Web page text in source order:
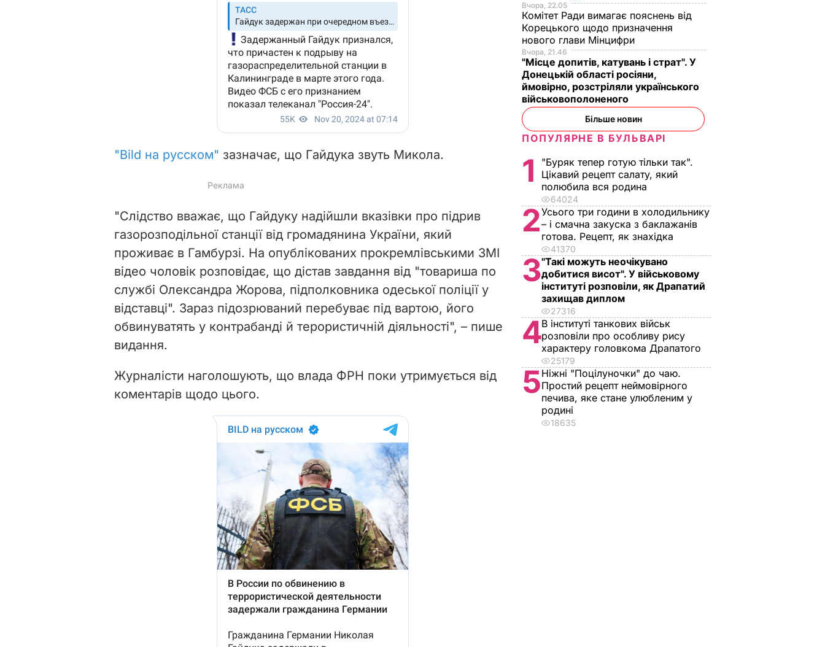
"Bild на русском" зазначає, що Гайдука звуть Микола.
"Слідство вважає, що Гайдуку надійшли вказівки про підрив
газорозподільної станції від громадянина України, який
проживає в Гамбурзі. На опублікованих прокремлівськими ЗМІ
відео чоловік розповідає, що дістав завдання від "товариша по
службі Олександра Жорова, підполковника одеської поліції у
відставці". Зараз підозрюваний перебуває під вартою, його
обвинуватять у контрабанді й терористичній діяльності", – пише
видання.
Журналісти наголошують, що влада ФРН поки утримується від
коментарів щодо цього.
Вчора, 22.05
Комітет Ради вимагає пояснень від
Корецького щодо призначення
нового глави Мінцифри
Вчора, 21.46
"Місце допитів, катувань і страт". У
Донецькій області росіяни,
ймовірно, розстріляли українського
військовополоненого
Більше новин
ПОПУЛЯРНЕ В БУЛЬВАРІ
1
"Буряк тепер готую тільки так".
Цікавий рецепт салату, який
полюбила вся родина
64024
2Усього три години в холодильнику
– і смачна закуска з баклажанів
готова. Рецепт, як знахідка
41370
3"Такі можуть неочікувано
добитися висот". У військовому
інституті розповіли, як Драпатий
захищав диплом
27316
4В інституті танкових військ
розповіли про особливу рису
характеру головкома Драпатого
25179
5Ніжні "Поцілуночки" до чаю.
Простий рецепт неймовірного
печива, яке стане улюбленим у
родині
18635